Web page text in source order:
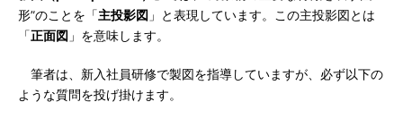
形”のことを「主投影図 」と表現しています。この主投影図とは
「正面図 」を意味します。
筆者は、新入社員研修で製図を指導していますが、必ず以下の
ような質問を投げ掛けます。